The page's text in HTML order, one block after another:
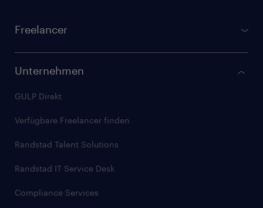
Footer
gulp.de
Freelancer
Projektbörse
Checkliste: Freelancer werden
Unternehmen
GULP Direkt
Verfügbare Freelancer finden
Randstad Talent Solutions
Randstad IT Service Desk
Compliance Services